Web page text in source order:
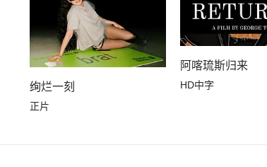
绚烂一刻
正片
阿喀琉斯归来
HD中字